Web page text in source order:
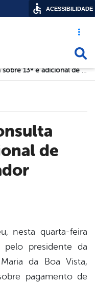
Acesso
TCE responde consulta sobre 13º e adicional de férias para vereador
de
nesta quarta-feira
pelo presidente da
da Boa Vista,
pagamento de
ACESSIBILIDADE